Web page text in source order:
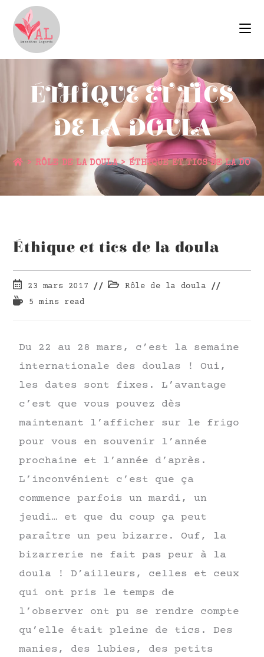
ÉTHIQUE ET TICS
DE LA DOULA
> RÔLE DE LA DOULA > ÉTHIQUE ET TICS DE LA
Éthique et tics de la doula
23 mars 2017
Rôle de la doula
5 mins read
Du 22 au 28 mars, c’est la semaine
internationale des doulas ! Oui,
les dates sont fixes. L’avantage
c’est que vous pouvez dès
maintenant l’afficher sur le frigo
pour vous en souvenir l’année
prochaine et l’année d’après.
L’inconvénient c’est que ça
commence parfois un mardi, un
jeudi… et que du coup ça peut
paraître un peu bizarre. Ouf, la
bizarrerie ne fait pas peur à la
doula ! D’ailleurs, celles et ceux
qui ont pris le temps de
l’observer ont pu se rendre compte
qu’elle était pleine de tics. Des
manies, des lubies, des petits